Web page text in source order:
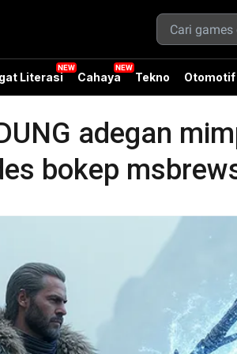
Literasi Cahaya Tekno Otomotif
adegan
bokep